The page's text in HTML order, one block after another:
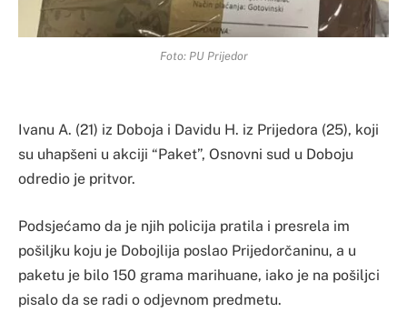
Foto: PU Prijedor
Ivanu A. (21) iz Doboja i Davidu H. iz Prijedora (25), koji
su uhapšeni u akciji “Paket”, Osnovni sud u Doboju
odredio je pritvor.
Podsjećamo da je njih policija pratila i presrela im
pošiljku koju je Dobojlija poslao Prijedorčaninu, a u
paketu je bilo 150 grama marihuane, iako je na pošiljci
pisalo da se radi o odjevnom predmetu.